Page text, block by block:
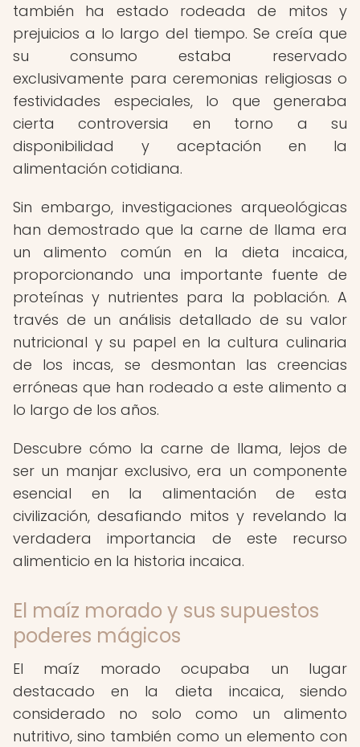
también ha estado rodeada de mitos y
prejuicios a lo largo del tiempo. Se creía que
su consumo estaba reservado
exclusivamente para ceremonias religiosas o
festividades especiales, lo que generaba
cierta controversia en torno a su
disponibilidad y aceptación en la
alimentación cotidiana.
Sin embargo, investigaciones arqueológicas
han demostrado que la carne de llama era
un alimento común en la dieta incaica,
proporcionando una importante fuente de
proteínas y nutrientes para la población. A
través de un análisis detallado de su valor
nutricional y su papel en la cultura culinaria
de los incas, se desmontan las creencias
erróneas que han rodeado a este alimento a
lo largo de los años.
Descubre cómo la carne de llama, lejos de
ser un manjar exclusivo, era un componente
esencial en la alimentación de esta
civilización, desafiando mitos y revelando la
verdadera importancia de este recurso
alimenticio en la historia incaica.
El maíz morado y sus supuestos
poderes mágicos
El maíz morado ocupaba un lugar
destacado en la dieta incaica, siendo
considerado no solo como un alimento
nutritivo, sino también como un elemento con